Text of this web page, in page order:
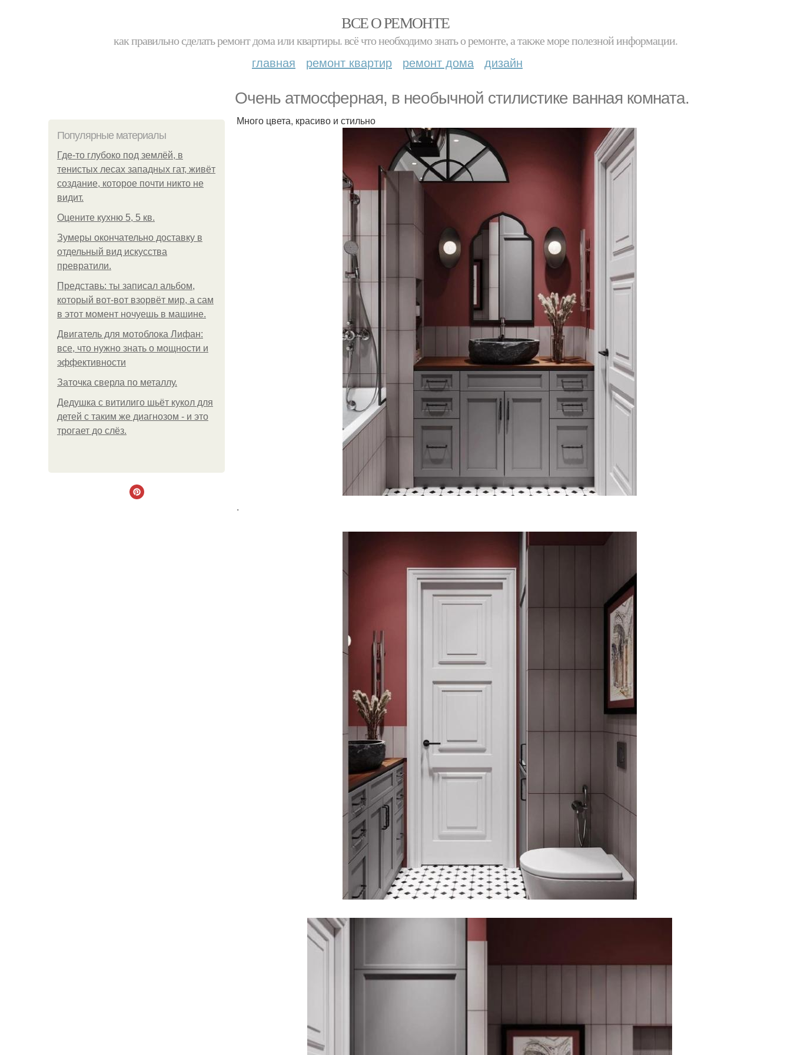
ВСЕ О РЕМОНТЕ
как правильно сделать ремонт дома или квартиры. всё что необходимо знать о ремонте, а также море полезной информации.
главная ремонт квартир ремонт дома дизайн
Очень атмосферная, в необычной стилистике ванная комната.
Популярные материалы
Где-то глубоко под землёй, в
тенистых лесах западных гат, живёт
создание, которое почти никто не
видит.
Оцените кухню 5, 5 кв.
Зумеры окончательно доставку в
отдельный вид искусства
превратили.
Представь: ты записал альбом,
который вот-вот взорвёт мир, а сам
в этот момент ночуешь в машине.
Двигатель для мотоблока Лифан:
все, что нужно знать о мощности и
эффективности
Заточка сверла по металлу.
Дедушка с витилиго шьёт кукол для
детей с таким же диагнозом - и это
трогает до слёз.
Много цвета, красиво и стильно
.